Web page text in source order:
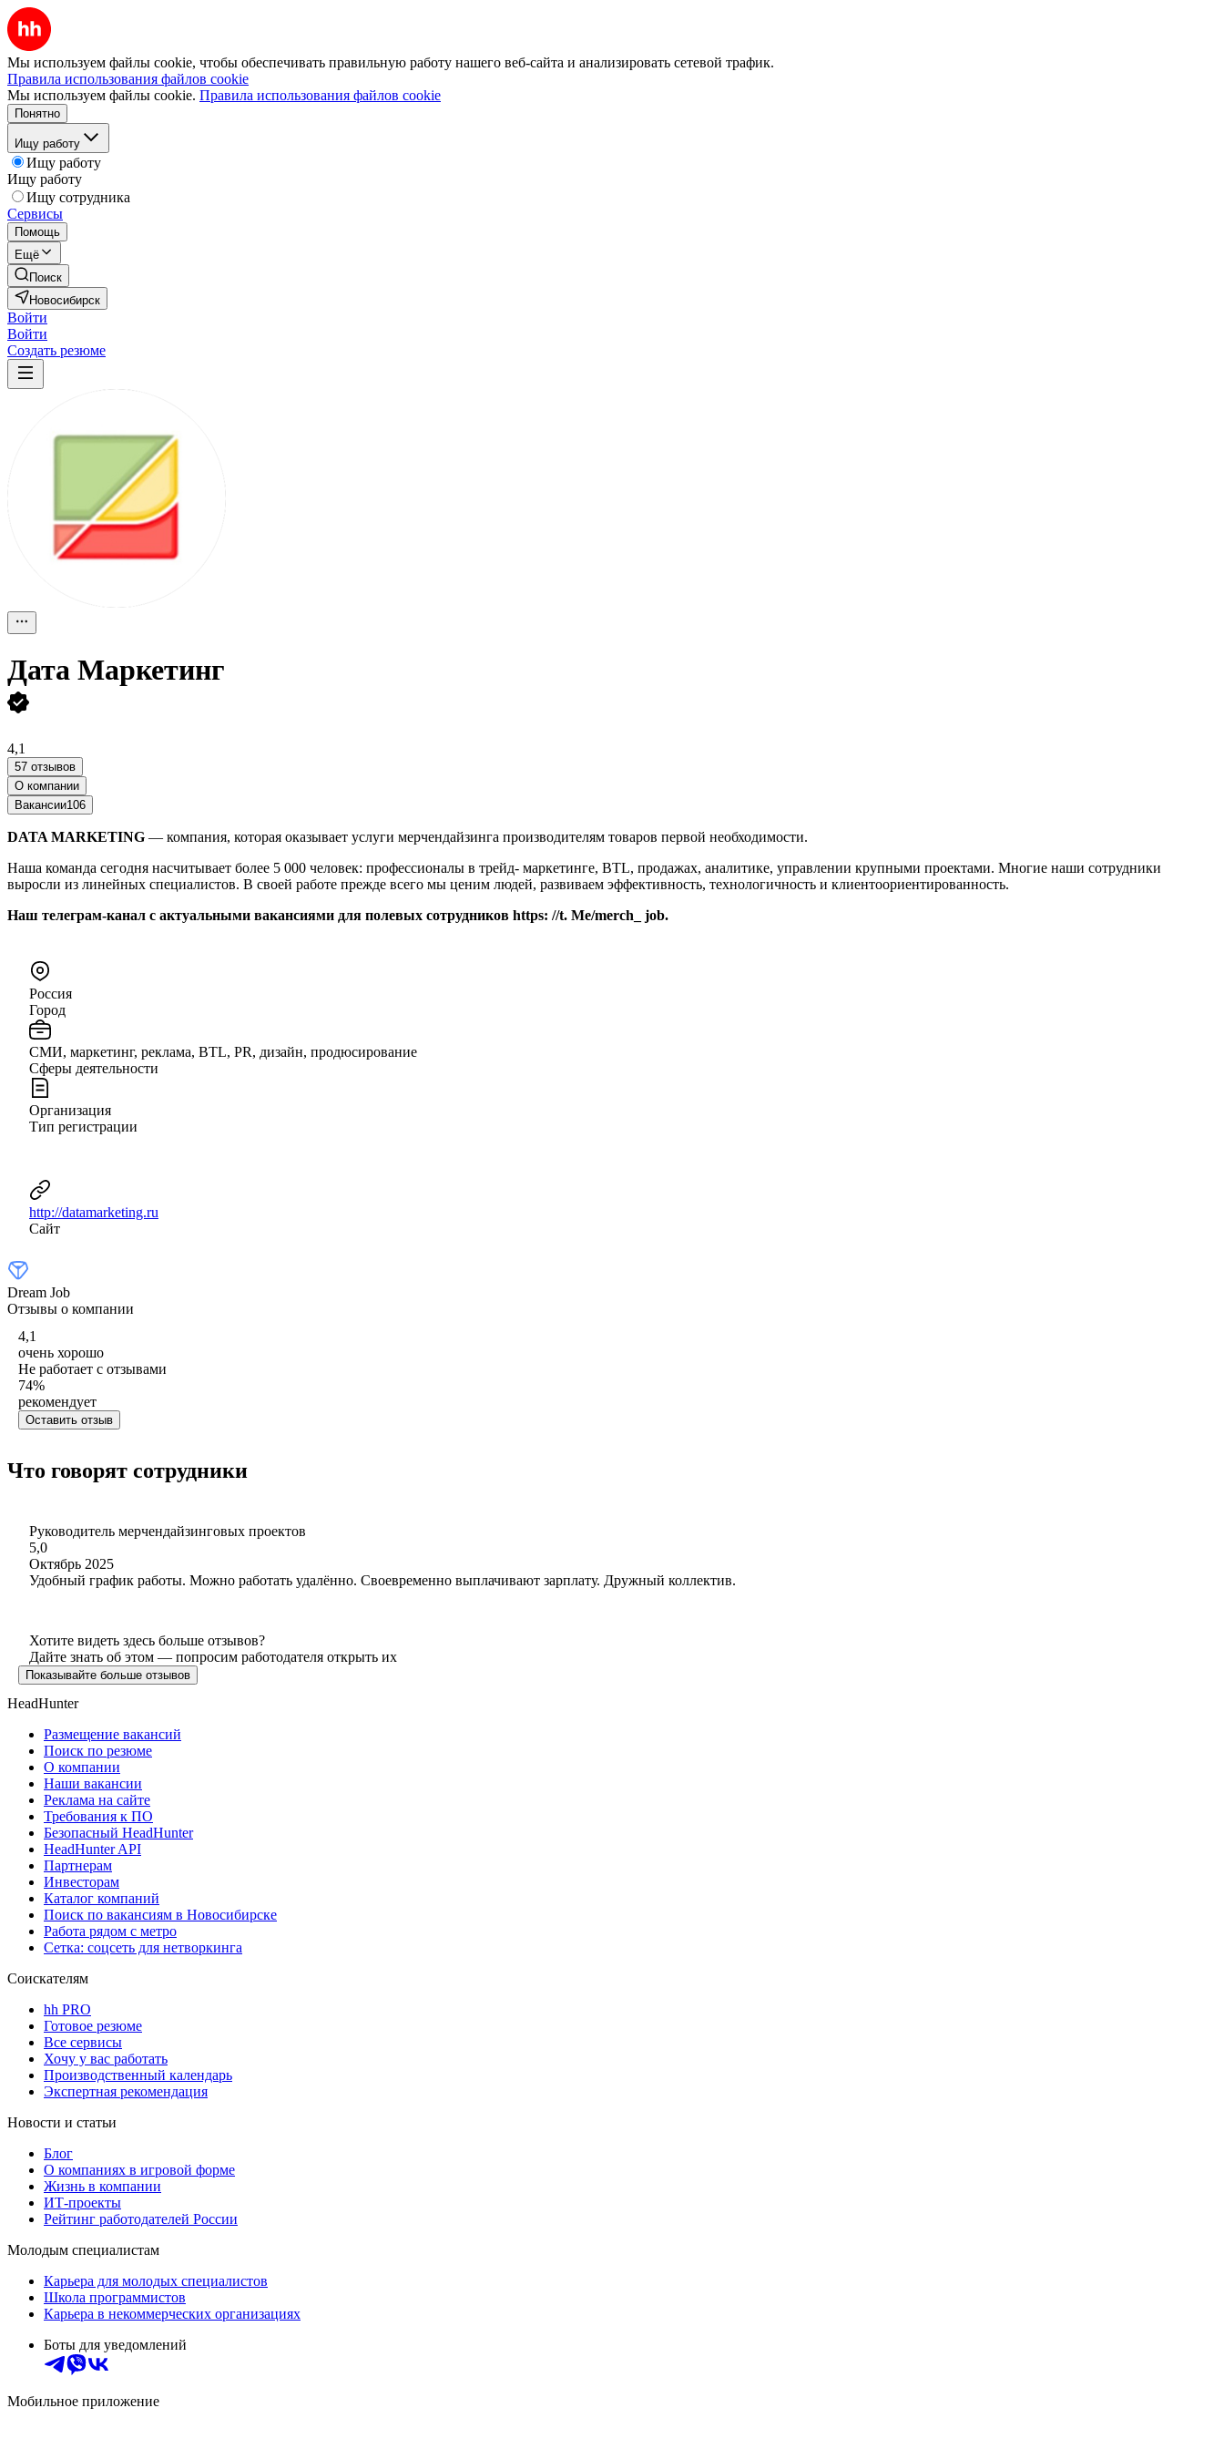
Мы используем файлы cookie, чтобы обеспечивать правильную работу нашего веб-сайта и анализировать сетевой трафик.
Правила использования файлов cookie
Мы используем файлы cookie. Правила использования файлов cookie
Понятно
Ищу работу
Ищу работу
Ищу работу
Ищу сотрудника
Сервисы
Помощь
Ещё
Поиск
Новосибирск
Войти
Войти
Создать резюме
Дата Маркетинг
4,1
57 отзывов
О компании
Вакансии106
DATA MARKETING — компания, которая оказывает услуги мерчендайзинга производителям товаров первой необходимости.
Наша команда сегодня насчитывает более 5 000 человек: профессионалы в трейд- маркетинге, BTL, продажах, аналитике, управлении крупными проектами. Многие наши сотрудники
выросли из линейных специалистов. В своей работе прежде всего мы ценим людей, развиваем эффективность, технологичность и клиентоориентированность.
Наш телеграм-канал с актуальными вакансиями для полевых сотрудников https: //t. Me/merch_ job.
Россия
Город
СМИ, маркетинг, реклама, BTL, PR, дизайн, продюсирование
Сферы деятельности
Организация
Тип регистрации
http://datamarketing.ru
Сайт
Dream Job
Отзывы о компании
4,1
очень хорошо
Не работает с отзывами
74%
рекомендует
Оставить отзыв
Что говорят сотрудники
Руководитель мерчендайзинговых проектов
5,0
Октябрь 2025
Удобный график работы. Можно работать удалённо. Своевременно выплачивают зарплату. Дружный коллектив.
Хотите видеть здесь больше отзывов?
Дайте знать об этом — попросим работодателя открыть их
Показывайте больше отзывов
HeadHunter
Размещение вакансий
Поиск по резюме
О компании
Наши вакансии
Реклама на сайте
Требования к ПО
Безопасный HeadHunter
HeadHunter API
Партнерам
Инвесторам
Каталог компаний
Поиск по вакансиям в Новосибирске
Работа рядом с метро
Сетка: соцсеть для нетворкинга
Соискателям
hh PRO
Готовое резюме
Все сервисы
Хочу у вас работать
Производственный календарь
Экспертная рекомендация
Новости и статьи
Блог
О компаниях в игровой форме
Жизнь в компании
ИТ-проекты
Рейтинг работодателей России
Молодым специалистам
Карьера для молодых специалистов
Школа программистов
Карьера в некоммерческих организациях
Боты для уведомлений
Мобильное приложение